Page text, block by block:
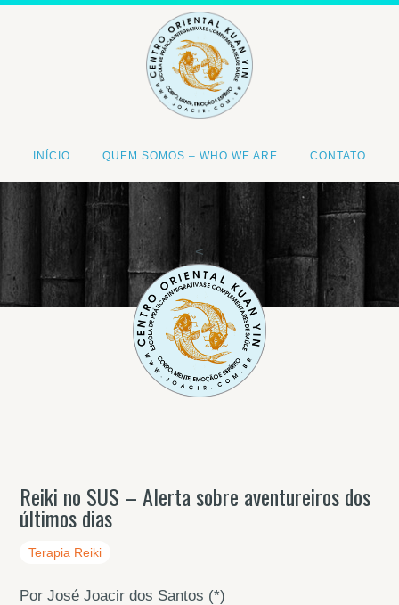
INÍCIO QUEM SOMOS – WHO WE ARE CONTATO
<
Reiki no SUS – Alerta sobre aventureiros dos
últimos dias
Terapia Reiki
Por José Joacir dos Santos (*)